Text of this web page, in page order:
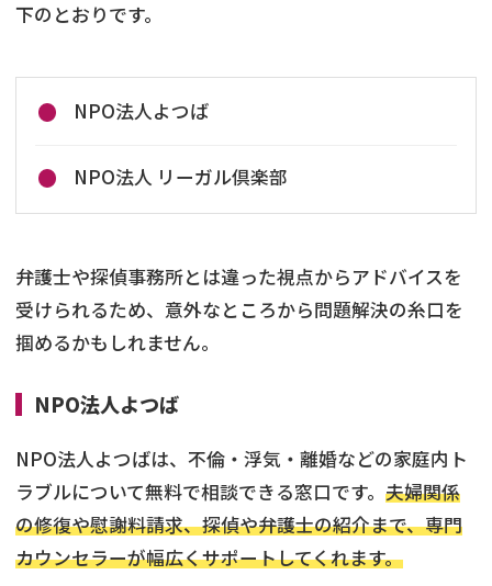
下のとおりです。
NPO法人よつば
NPO法人 リーガル倶楽部
弁護士や探偵事務所とは違った視点からアドバイスを
受けられるため、意外なところから問題解決の糸口を
掴めるかもしれません。
NPO法人よつば
NPO法人よつばは、不倫・浮気・離婚などの家庭内ト
ラブルについて無料で相談できる窓口です。 夫婦関係
の修復や慰謝料請求、探偵や弁護士の紹介まで、専門
カウンセラーが幅広くサポートしてくれます。